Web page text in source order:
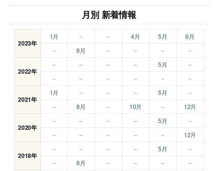
月別 新着情報
2023年
1月 – – 4月 5月
6月
–
8月 – – – –
2022年
– – – – 5月
–
–
– – – – –
2021年
1月 – – – 5月
–
–
8月 – 10月 – 12月
2020年
– – – – 5月
–
–
– – – – 12月
2018年
– – – – 5月
–
–
8月 – – – –